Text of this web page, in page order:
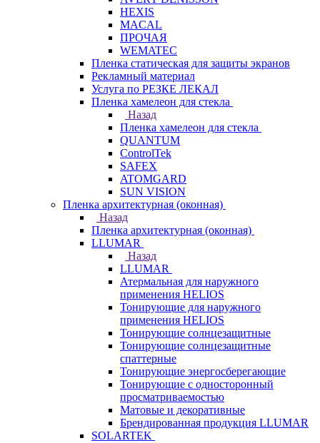
HEXIS
MACAL
ПРОЧАЯ
WEMATEC
Пленка статическая для защиты экранов
Рекламный материал
Услуга по РЕЗКЕ ЛЕКАЛ
Пленка хамелеон для стекла
Назад
Пленка хамелеон для стекла
QUANTUM
ControlTek
SAFEX
ATOMGARD
SUN VISION
Пленка архитектурная (оконная)
Назад
Пленка архитектурная (оконная)
LLUMAR
Назад
LLUMAR
Атермальная для наружного
применения HELIOS
Тонирующие для наружного
применения HELIOS
Тонирующие солнцезащитные
Тонирующие солнцезащитные
спаттерные
Тонирующие энергосберегающие
Тонирующие с односторонный
просматриваемостью
Матовые и декоративные
Брендированная продукция LLUMAR
SOLARTEK